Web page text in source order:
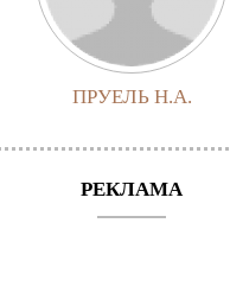
ПРУЕЛЬ Н.А.
РЕКЛАМА